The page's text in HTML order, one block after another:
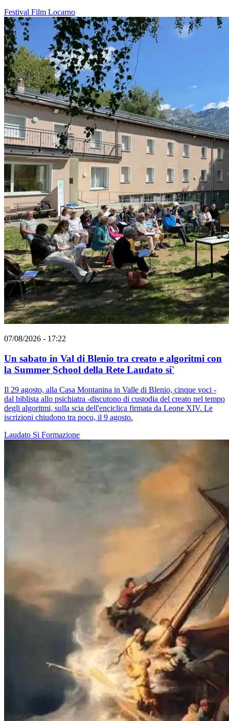
Festival Film Locarno
07/08/2026 - 17:22
Un sabato in Val di Blenio tra creato e algoritmi con
la Summer School della Rete Laudato si'
Il 29 agosto, alla Casa Montanina in Valle di Blenio, cinque voci -
dal biblista allo psichiatra -discutono di custodia del creato nel tempo
degli algoritmi, sulla scia dell'enciclica firmata da Leone XIV. Le
iscrizioni chiudono tra poco, il 9 agosto.
Laudato Si Formazione